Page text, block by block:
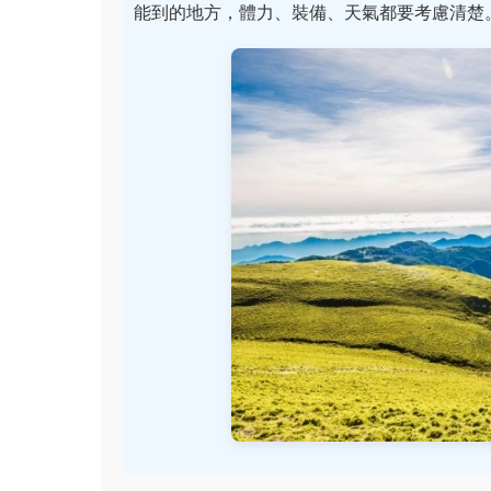
能到的地方，體力、裝備、天氣都要考慮清楚